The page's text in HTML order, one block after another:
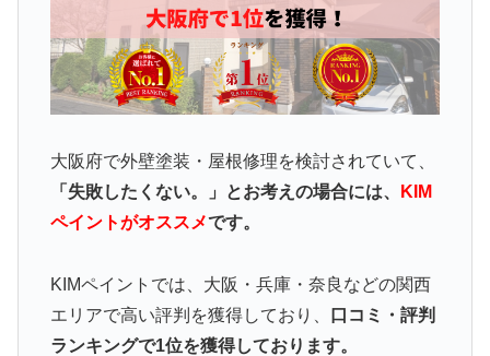
大阪府で外壁塗装・屋根修理を検討されていて、
「失敗したくない。」とお考えの場合には、
KIM
ペイントがオススメです。
KIMペイントでは、大阪・兵庫・奈良などの関西
エリアで高い評判を獲得しており、
口コミ・評判
ランキングで1位を獲得しております。